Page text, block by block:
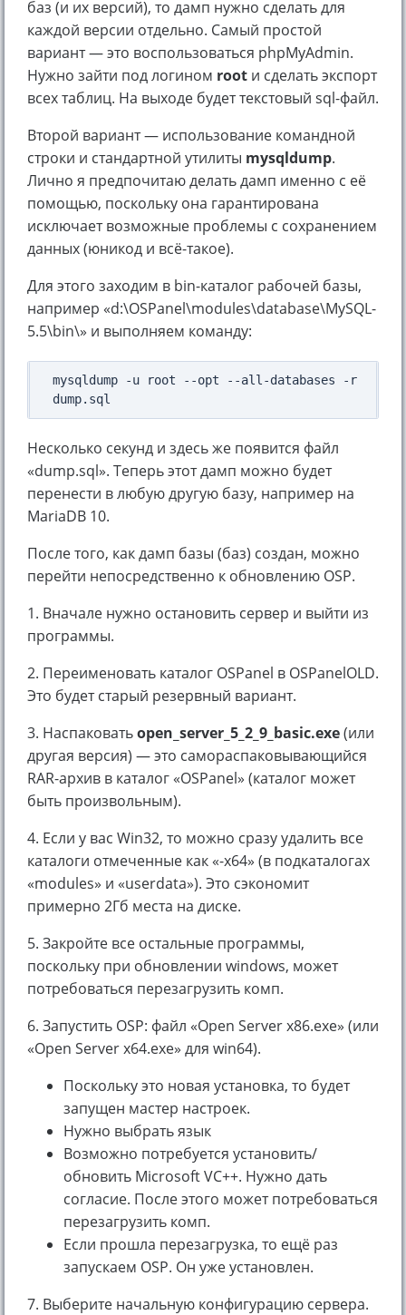
баз (и их версий), то дамп нужно сделать для
каждой версии отдельно. Самый простой
вариант — это воспользоваться phpMyAdmin.
Нужно зайти под логином root и сделать экспорт
всех таблиц. На выходе будет текстовый sql-файл.
Второй вариант — использование командной
строки и стандартной утилиты mysqldump.
Лично я предпочитаю делать дамп именно с её
помощью, поскольку она гарантирована
исключает возможные проблемы с сохранением
данных (юникод и всё-такое).
Для этого заходим в bin-каталог рабочей базы,
например «d:\OSPanel\modules\database\MySQL-
5.5\bin\» и выполняем команду:
mysqldump -u root --opt --all-databases -r
dump.sql
Несколько секунд и здесь же появится файл
«dump.sql». Теперь этот дамп можно будет
перенести в любую другую базу, например на
MariaDB 10.
После того, как дамп базы (баз) создан, можно
перейти непосредственно к обновлению OSP.
1. Вначале нужно остановить сервер и выйти из
программы.
2. Переименовать каталог OSPanel в OSPanelOLD.
Это будет старый резервный вариант.
3. Наспаковатьopen_server_5_2_9_basic.exe(или
другая версия) — это самораспаковывающийся
RAR-архив в каталог «OSPanel» (каталог может
быть произвольным).
4. Если у вас Win32, то можно сразу удалить все
каталоги отмеченные как «-x64» (в подкаталогах
«modules» и «userdata»). Это сэкономит
примерно 2Гб места на диске.
5. Закройте все остальные программы,
поскольку при обновлении windows, может
потребоваться перезагрузить комп.
6. Запустить OSP: файл «Open Server x86.exe» (или
«Open Server x64.exe» для win64).
Поскольку это новая установка, то будет
запущен мастер настроек.
Нужно выбрать язык
Возможно потребуется установить/
обновить Microsoft VC++. Нужно дать
согласие. После этого может потребоваться
перезагрузить комп.
Если прошла перезагрузка, то ещё раз
запускаем OSP. Он уже установлен.
7. Выберите начальную конфигурацию сервера.